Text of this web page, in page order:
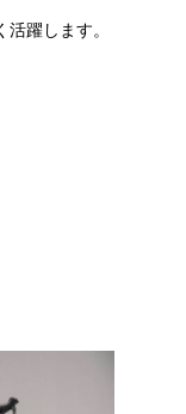
躍します。